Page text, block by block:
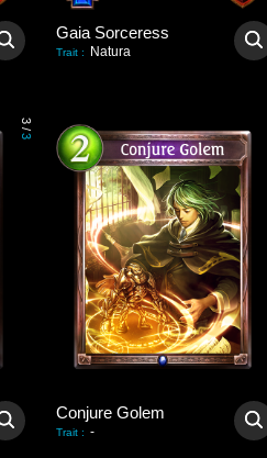
Gaia Sorceress
Trait : Natura
3
/
3
Conjure Golem
Trait : -